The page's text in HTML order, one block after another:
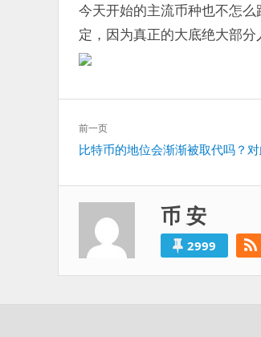
今天开始的主流币种也不怎
定，因为真正的大底绝大部
文
章
导
航
前一页
上
篇：
比特币的地位会渐渐被取代吗？
币 安
2999